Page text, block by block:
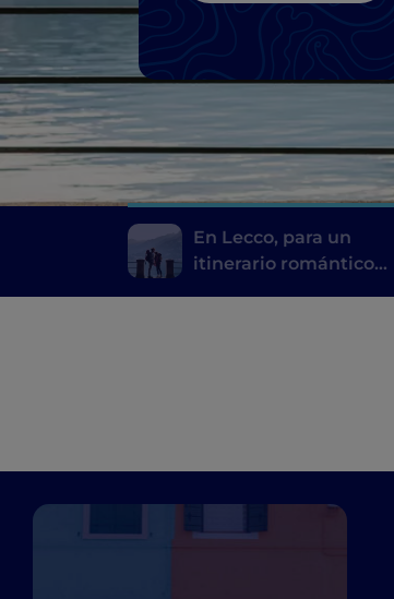
En Lecco, para un
itinerario romántico